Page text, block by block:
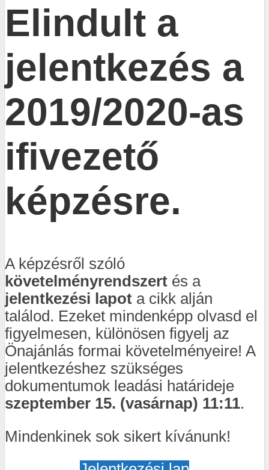
Elindult a
jelentkezés a
2019/2020-as
ifivezető
képzésre.
A képzésről szóló
követelményrendszert és a
jelentkezési lapot a cikk alján
találod. Ezeket mindenképp olvasd el
figyelmesen, különösen figyelj az
Önajánlás formai követelményeire! A
jelentkezéshez szükséges
dokumentumok leadási határideje
szeptember 15. (vasárnap) 11:11.
Mindenkinek sok sikert kívánunk!